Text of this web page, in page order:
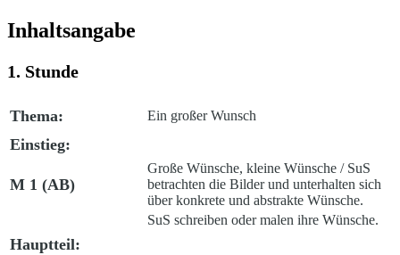
Inhaltsangabe
1. Stunde
Thema: Ein großer Wunsch
Einstieg:
M 1 (AB)
Große Wünsche, kleine Wünsche / SuS
betrachten die Bilder und unterhalten sich
über konkrete und abstrakte Wünsche.
SuS schreiben oder malen ihre Wünsche.
Hauptteil: